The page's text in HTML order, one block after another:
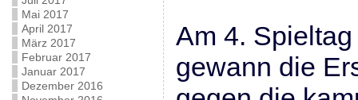
Mai 2017
April 2017
März 2017
Februar 2017
Januar 2017
Dezember 2016
Am 4.
gewann die